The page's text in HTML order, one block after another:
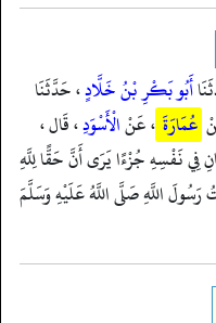
أَبُو بَكْرِ بْنُ خَلَّادٍ، حَدَّثَنَا
عُمَارَةَ ، عَنْالْأَسْوَدِ، قَال ،
نَفْسِهِ جُزْءًا يَرَى أَنَّ حَقًّا لِلَّهِ
اللَّهِ صَلَّى اللَّهُ عَلَيْهِ وَسَلَّمَ